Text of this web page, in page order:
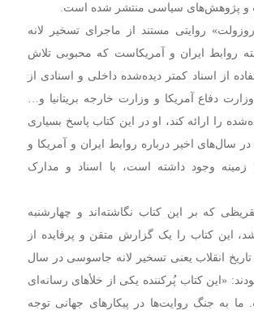
و پژوهش‌های سیاسی منتشر شده است.
روزولت» روایتی مستند از ماجرای تسخیر لانه
روابط ایران و آمریکاست که محبوبی تلاش
از اسناد کمتر دیده‌شده داخلی و اسنادی از
دفاع آمریکا و وزارت خارجه بریتانیا و…
را ارائه کند،‌ او در این کتاب پاسخ بسیاری
سال‌های اخیر درباره روابط ایران و آمریکا و
زمینه وجود داشته است، با اسناد و مدارک
که بر این کتاب نگاشته‌اند و چهارشنبه
این کتاب را یک گزارش متقن و پرفایده از
انقلاب یعنی تسخیر لانه‌ جاسوسی در سال
«این کتاب پُرکننده‌ یکی از خلأهای رسانه‌‌ای
ما به جنگ روایت‌ها در پیکارهای جهانی توجه